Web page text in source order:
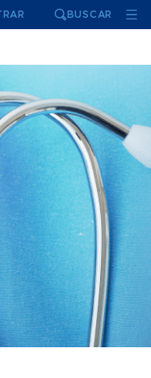
BUSCAR